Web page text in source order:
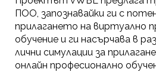
ПОО, запознавайки ги с
прилагането на виртуално
обучение и ги насърчава в
лични симулации за
онлайн професионално